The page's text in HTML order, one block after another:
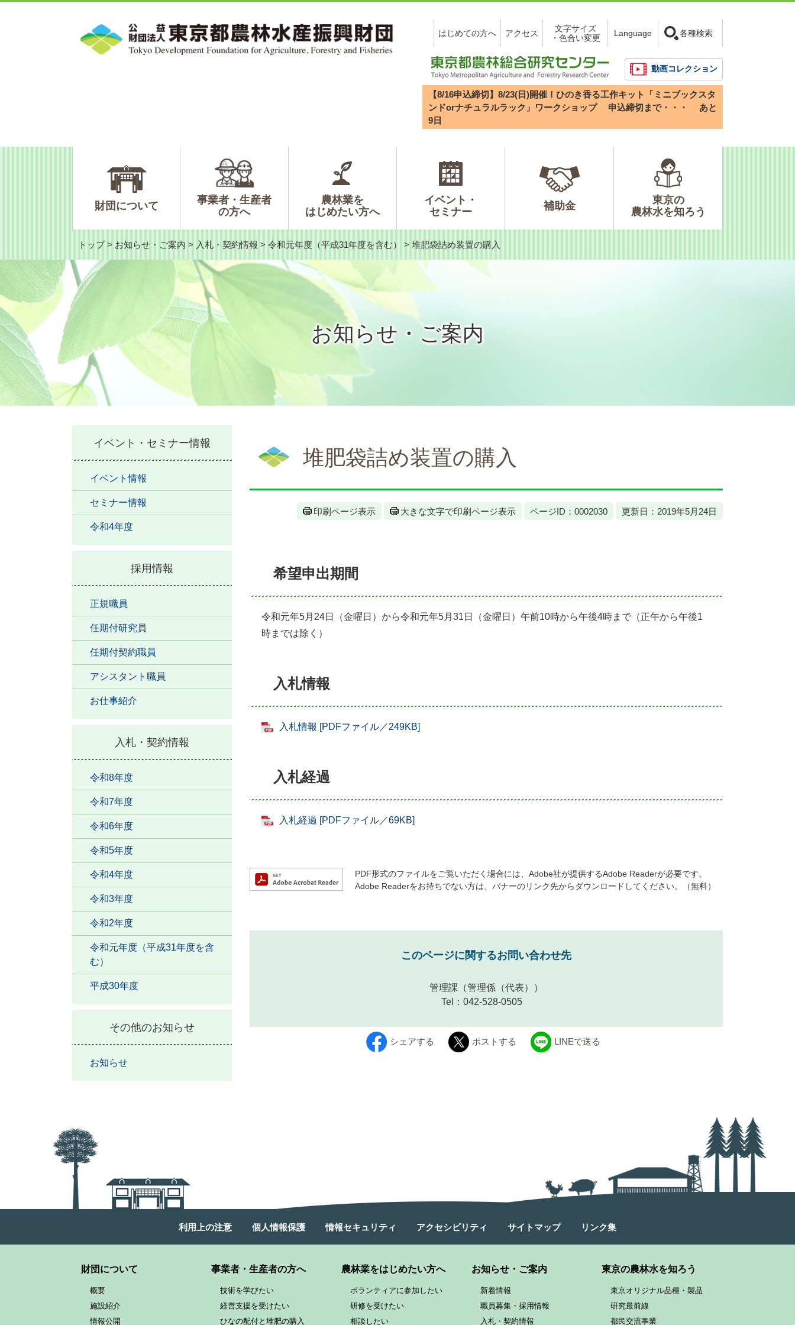
文
はじめての方へ アクセス
文字サイズ
・色合い変更
Language 各種検索
動画コレクション
【8/16申込締切】8/23(日)開催！ひのき香る工作キット「ミニブックスタ
ンドorナチュラルラック」ワークショップ
申込締切まで・・・
あと
9 日
財団について
事業者・生産者
の方へ
農林業を
はじめたい方へ
イベント・
セミナー
補助金
東京の
農林水を知ろう
トップ > お知らせ・ご案内 > 入札・契約情報 > 令和元年度（平成31年度を含む） > 堆肥袋詰め装置の購入
お知らせ・ご案内
堆肥袋詰め装置の購入
印刷ページ表示 大きな文字で印刷ページ表示 ページID：0002030 更新日：2019年5月24日
希望申出期間
令和元年5月24日（金曜日）から令和元年5月31日（金曜日）午前10時から午後4時まで（正午から午後1
時までは除く）
入札情報
入札情報 [PDFファイル／249KB]
入札経過
入札経過 [PDFファイル／69KB]
PDF形式のファイルをご覧いただく場合には、Adobe社が提供するAdobe Readerが必要です。
Adobe Readerをお持ちでない方は、バナーのリンク先からダウンロードしてください。（無料）
このページに関するお問い合わせ先
管理課 （管理係（代表））
Tel：042-528-0505
シェアする ポストする LINEで送る
イベント・セミナー情報
イベント情報
セミナー情報
令和4年度
採用情報
正規職員
任期付研究員
任期付契約職員
アシスタント職員
お仕事紹介
入札・契約情報
令和8年度
令和7年度
令和6年度
令和5年度
令和4年度
令和3年度
令和2年度
令和元年度（平成31年度を含
む）
平成30年度
その他のお知らせ
お知らせ
利用上の注意 個人情報保護 情報セキュリティ アクセシビリティ サイトマップ リンク集
財団について
概要
施設紹介
情報公開
事業者・生産者の方へ
技術を学びたい
経営支援を受けたい
ひなの配付と堆肥の購入
農林業をはじめたい方へ
ボランティアに参加したい
研修を受けたい
相談したい
お知らせ・ご案内
新着情報
職員募集・採用情報
入札・契約情報
東京の農林水を知ろう
東京オリジナル品種・製品
研究最前線
都民交流事業